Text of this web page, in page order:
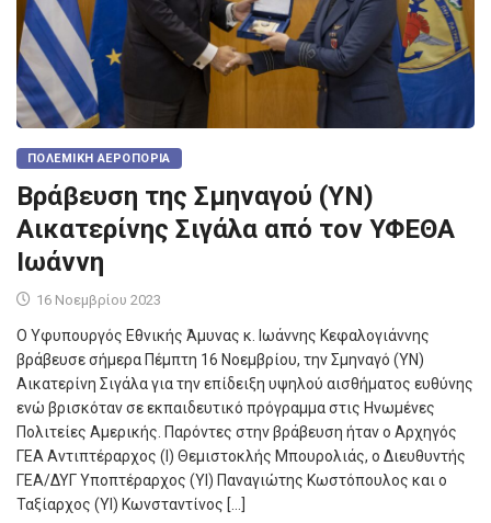
ΠΟΛΕΜΙΚΉ ΑΕΡΟΠΟΡΊΑ
Βράβευση της Σμηναγού (ΥΝ)
Αικατερίνης Σιγάλα από τον ΥΦΕΘΑ
Ιωάννη
16 Νοεμβρίου 2023
Ο Υφυπουργός Εθνικής Άμυνας κ. Ιωάννης Κεφαλογιάννης
βράβευσε σήμερα Πέμπτη 16 Νοεμβρίου, την Σμηναγό (ΥΝ)
Αικατερίνη Σιγάλα για την επίδειξη υψηλού αισθήματος ευθύνης
ενώ βρισκόταν σε εκπαιδευτικό πρόγραμμα στις Ηνωμένες
Πολιτείες Αμερικής. Παρόντες στην βράβευση ήταν ο Αρχηγός
ΓΕΑ Αντιπτέραρχος (Ι) Θεμιστοκλής Μπουρολιάς, ο Διευθυντής
ΓΕΑ/ΔΥΓ Υποπτέραρχος (ΥΙ) Παναγιώτης Κωστόπουλος και ο
Ταξίαρχος (ΥΙ) Κωνσταντίνος […]